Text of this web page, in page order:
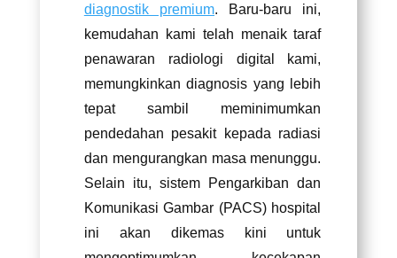
diagnostik premium. Baru-baru ini,
kemudahan kami telah menaik taraf
penawaran radiologi digital kami,
memungkinkan diagnosis yang lebih
tepat sambil meminimumkan
pendedahan pesakit kepada radiasi
dan mengurangkan masa menunggu.
Selain itu, sistem Pengarkiban dan
Komunikasi Gambar (PACS) hospital
ini akan dikemas kini untuk